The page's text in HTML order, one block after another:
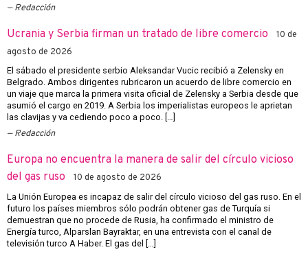
Redacción
Ucrania y Serbia firman un tratado de libre comercio
10 de
agosto de 2026
El sábado el presidente serbio Aleksandar Vucic recibió a Zelensky en
Belgrado. Ambos dirigentes rubricaron un acuerdo de libre comercio en
un viaje que marca la primera visita oficial de Zelensky a Serbia desde que
asumió el cargo en 2019. A Serbia los imperialistas europeos le aprietan
las clavijas y va cediendo poco a poco. […]
Redacción
Europa no encuentra la manera de salir del círculo vicioso
del gas ruso
10 de agosto de 2026
La Unión Europea es incapaz de salir del círculo vicioso del gas ruso. En el
futuro los países miembros sólo podrán obtener gas de Turquía si
demuestran que no procede de Rusia, ha confirmado el ministro de
Energía turco, Alparslan Bayraktar, en una entrevista con el canal de
televisión turco A Haber. El gas del […]